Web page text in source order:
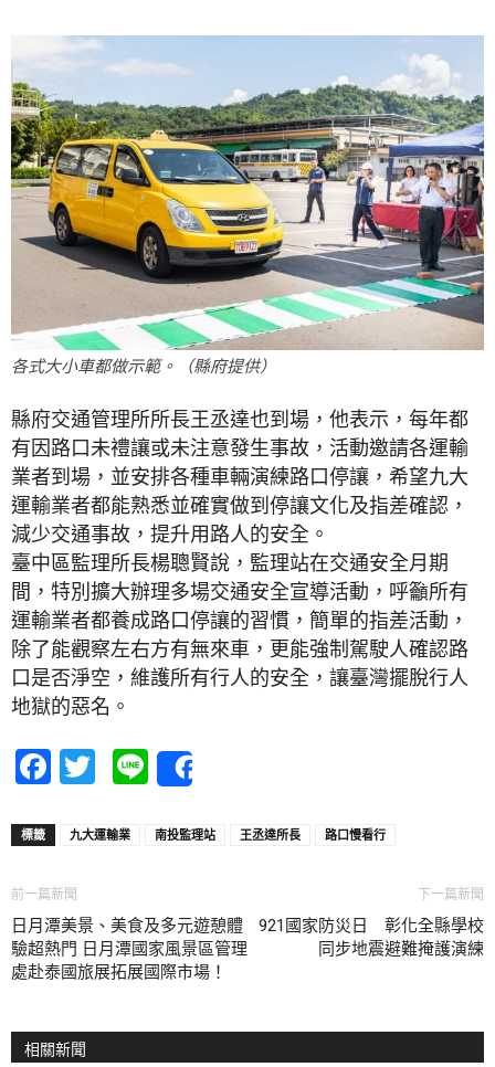
各式大小車都做示範。（縣府提供）
縣府交通管理所所長王丞達也到場，他表示，每年都
有因路口未禮讓或未注意發生事故，活動邀請各運輸
業者到場，並安排各種車輛演練路口停讓，希望九大
運輸業者都能熟悉並確實做到停讓文化及指差確認，
減少交通事故，提升用路人的安全。
臺中區監理所長楊聰賢說，監理站在交通安全月期
間，特別擴大辦理多場交通安全宣導活動，呼籲所有
運輸業者都養成路口停讓的習慣，簡單的指差活動，
除了能觀察左右方有無來車，更能強制駕駛人確認路
口是否淨空，維護所有行人的安全，讓臺灣擺脫行人
地獄的惡名。
Facebook
Twitter
Line
標籤 九大運輸業 南投監理站 王丞達所長 路口慢看行
前一篇新聞
日月潭美景、美食及多元遊憩體
驗超熱門 日月潭國家風景區管理
處赴泰國旅展拓展國際市場！
下一篇新聞
921國家防災日 彰化全縣學校
同步地震避難掩護演練
相關新聞